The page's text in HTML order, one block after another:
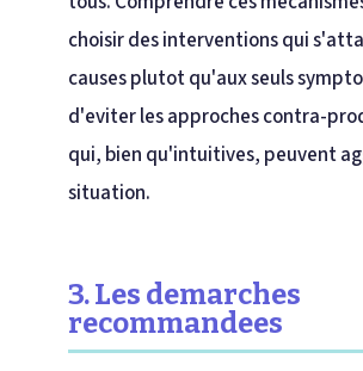
choisir des interventions qui
causes plutot qu'aux seuls
d'eviter les approches contra-
qui, bien qu'intuitives, peuvent
situation.
3. Les demarches
recommandees